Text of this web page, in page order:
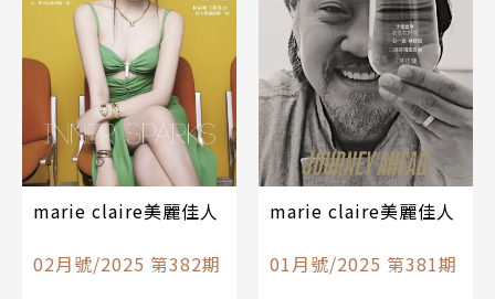
marie claire美麗佳人
02月號/2025 第382期
marie claire美麗佳人
01月號/2025 第381期